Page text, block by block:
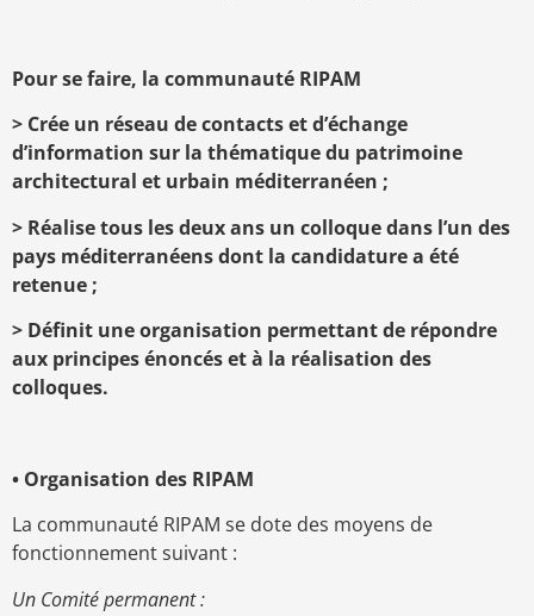
Pour se faire, la communauté RIPAM
> Crée un réseau de contacts et d’échange
d’information sur la thématique du patrimoine
architectural et urbain méditerranéen ;
> Réalise tous les deux ans un colloque dans l’un des
pays méditerranéens dont la candidature a été
retenue ;
> Définit une organisation permettant de répondre
aux principes énoncés et à la réalisation des
colloques.
• Organisation des RIPAM
La communauté RIPAM se dote des moyens de
fonctionnement suivant :
Un Comité permanent :